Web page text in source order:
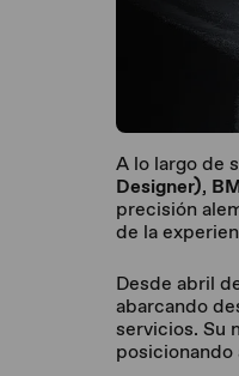
A lo largo de
Designer),
precisión
de la
Desde abril
abarcando
servicios. Su
posicionando